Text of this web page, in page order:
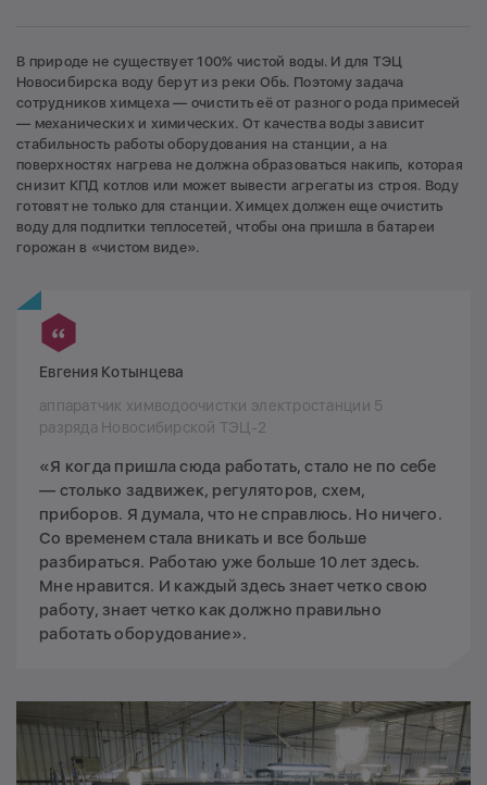
В природе не существует 100% чистой воды. И для ТЭЦ
Новосибирска воду берут из реки Обь. Поэтому задача
сотрудников химцеха — очистить её от разного рода примесей
— механических и химических. От качества воды зависит
стабильность работы оборудования на станции, а на
поверхностях нагрева не должна образоваться накипь, которая
снизит КПД котлов или может вывести агрегаты из строя. Воду
готовят не только для станции. Химцех должен еще очистить
воду для подпитки теплосетей, чтобы она пришла в батареи
горожан в «чистом виде».
Евгения Котынцева
аппаратчик химводоочистки электростанции 5
разряда Новосибирской ТЭЦ-2
«Я когда пришла сюда работать, стало не по себе
— столько задвижек, регуляторов, схем,
приборов. Я думала, что не справлюсь. Но ничего.
Со временем стала вникать и все больше
разбираться. Работаю уже больше 10 лет здесь.
Мне нравится. И каждый здесь знает четко свою
работу, знает четко как должно правильно
работать оборудование».